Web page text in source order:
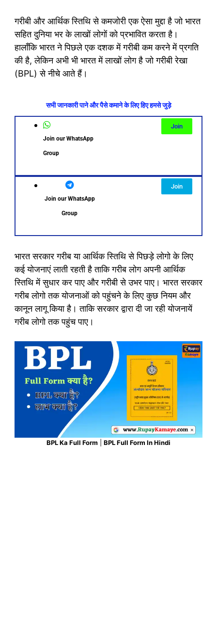
गरीबी और आर्थिक स्तिथि से कमजोरी एक ऐसा मुद्दा है जो भारत
सहित दुनिया भर के लाखों लोगों को प्रभावित करता है।
हालाँकि भारत ने पिछले एक दशक में गरीबी कम करने में प्रगति
की है, लेकिन अभी भी भारत में लाखों लोग है जो गरीबी रेखा
(BPL) से नीचे आते हैं।
सभी जानकारी पाने और पैसे कमाने के लिए हिए हमसे जुड़े
Join our WhatsApp
Group
Join
Join our WhatsApp
Group
Join
भारत सरकार गरीब या आर्थिक स्तिथि से पिछड़े लोगो के लिए
कई योजनाएं लाती रहती है ताकि गरीब लोग अपनी आर्थिक
स्तिथि में सुधार कर पाए और गरीबी से उभर पाए। भारत सरकार
गरीब लोगो तक योजनाओं को पहुंचने के लिए कुछ नियम और
कानून लागू किया है। ताकि सरकार द्वारा दी जा रही योजनायें
गरीब लोगो तक पहुंच पाए।
BPL Ka Full Form BPL Full Form In Hindi